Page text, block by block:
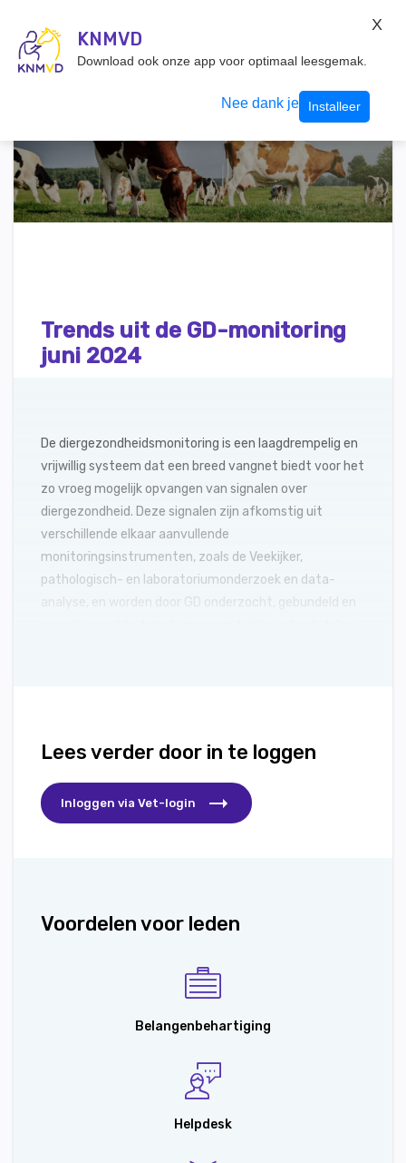
Inloggen
Trends uit de GD-monitoring
juni 2024
De diergezondheidsmonitoring is een laagdrempelig en
vrijwillig systeem dat een breed vangnet biedt voor het
zo vroeg mogelijk opvangen van signalen over
diergezondheid. Deze signalen zijn afkomstig uit
verschillende elkaar aanvullende
monitoringsinstrumenten, zoals de Veekijker,
pathologisch- en laboratoriumonderzoek en data-
analyse, en worden door GD onderzocht, gebundeld en
Lees verder door in te loggen
Inloggen via Vet-login
Voordelen voor leden
Belangenbehartiging
Helpdesk
KNMVD
Download ook onze app voor optimaal leesgemak.
Nee dank je Installeer
X